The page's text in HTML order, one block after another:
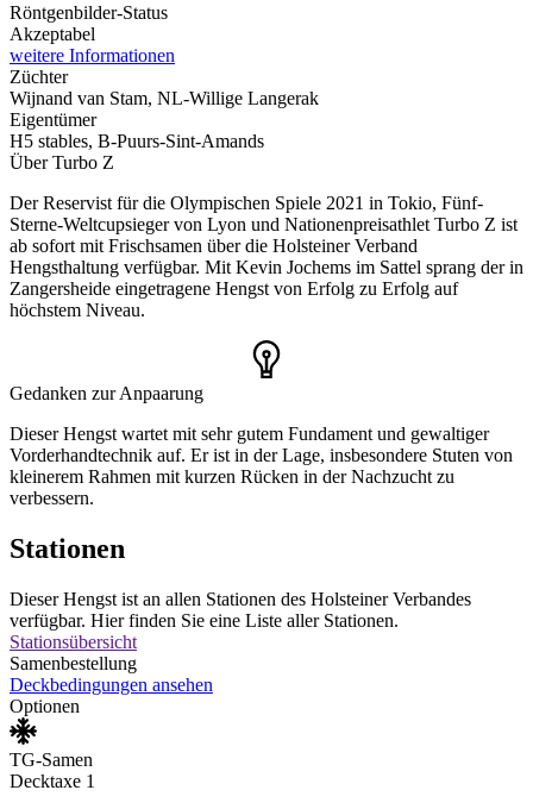
Röntgenbilder-Status
Akzeptabel
weitere Informationen
Züchter
Wijnand van Stam, NL-Willige Langerak
Eigentümer
H5 stables, B-Puurs-Sint-Amands
Über Turbo Z
Der Reservist für die Olympischen Spiele 2021 in Tokio, Fünf-
Sterne-Weltcupsieger von Lyon und Nationenpreisathlet Turbo Z ist
ab sofort mit Frischsamen über die Holsteiner Verband
Hengsthaltung verfügbar. Mit Kevin Jochems im Sattel sprang der in
Zangersheide eingetragene Hengst von Erfolg zu Erfolg auf
höchstem Niveau.
Gedanken zur Anpaarung
Dieser Hengst wartet mit sehr gutem Fundament und gewaltiger
Vorderhandtechnik auf. Er ist in der Lage, insbesondere Stuten von
kleinerem Rahmen mit kurzen Rücken in der Nachzucht zu
verbessern.
Stationen
Dieser Hengst ist an allen Stationen des Holsteiner Verbandes
verfügbar. Hier finden Sie eine Liste aller Stationen.
Stationsübersicht
Samenbestellung
Deckbedingungen ansehen
Optionen
TG-Samen
Decktaxe 1